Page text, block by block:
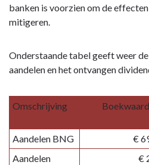
banken is voorzien om de
mitigeren.
Onderstaande tabel geeft weer
aandelen en het ontvangen
Omschrijving
Aandelen BNG €
Aandelen
€